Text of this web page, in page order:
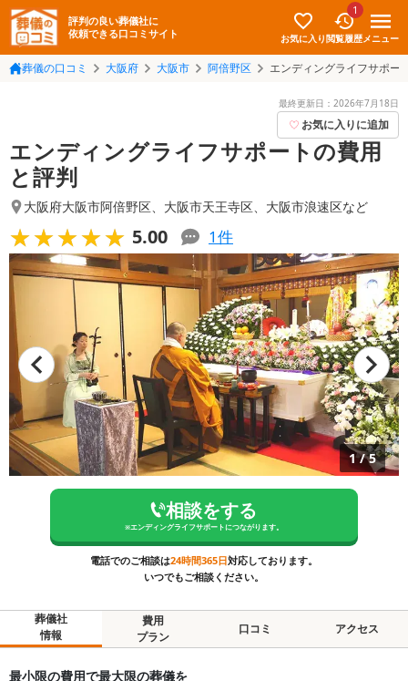
評判の良い葬儀社に
依頼できる口コミサイト
お気に入り
1
閲覧履歴メニュー
葬儀の口コミ 大阪府 大阪市 阿倍野区 エンディングライフサポー
最終更新日： 2026年7月18日
お気に入りに追加
エンディングライフサポートの費用
と評判
大阪府大阪市阿倍野区、 大阪市天王寺区、 大阪市浪速区など
★★★★★
★★★★★ 5.00 1件
1/5
相談をする
※エンディングライフサポートにつながります。
電話でのご相談は24時間365日対応しております。
いつでもご相談ください。
葬儀社
情報
費用
プラン
口コミ アクセス
最小限の費用で最大限の葬儀を